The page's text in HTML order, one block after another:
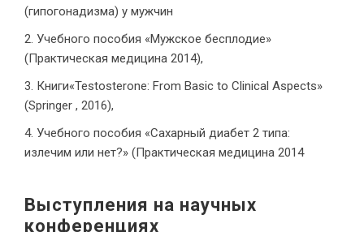
(гипогонадизма) у мужчин
Учебного пособия «Мужское бесплодие»
(Практическая медицина 2014),
Книги«Testosterone: From Basic to Clinical Aspects»
(Springer , 2016),
Учебного пособия «Сахарный диабет 2 типа:
излечим или нет?» (Практическая медицина 2014
Выступления на научных
конференциях